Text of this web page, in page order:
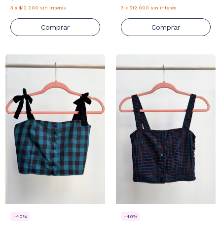
3 x $12.000 sin interés
Comprar
3 x $12.000 sin interés
Comprar
-40% -40%